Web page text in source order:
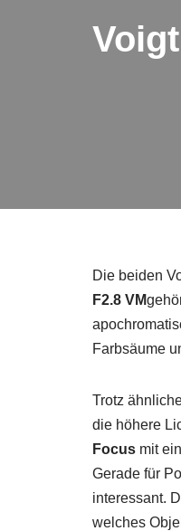
Die beiden
F2.8 VM
Farbsäume
Trotz
die höhere
Focus mit
Gerade für
interessant.
welches